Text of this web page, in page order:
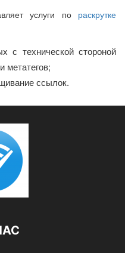
услуги по
раскрутке
с технической стороной
метатегов;
ссылок.